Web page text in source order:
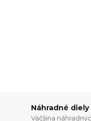
Náhradné
Väčšina